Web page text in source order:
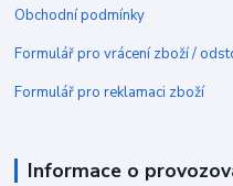
Obchodní podmínky
Formulář pro vrácení zboží /
Formulář pro reklamaci zboží
Informace o